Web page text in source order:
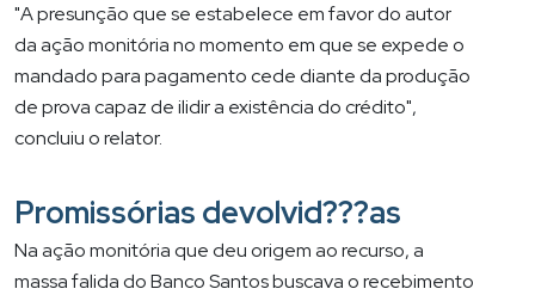
"A presunção que se estabelece em favor do autor
da ação monitória no momento em que se expede o
mandado para pagamento cede diante da produção
de prova capaz de ilidir a existência do crédito",
concluiu o relator.
Promissórias devolvid???as
Na ação monitória que deu origem ao recurso, a
massa falida do Banco Santos buscava o recebimento